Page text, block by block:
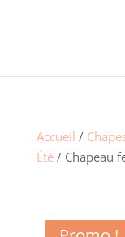
Accueil /
Été/ Chapeau